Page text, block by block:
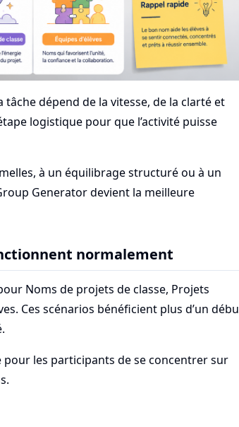
dépend de la vitesse, de la clarté et
logistique pour que l’activité puisse
à un équilibrage structuré ou à un
Generator devient la meilleure
normalement
Noms de projets de classe, Projets
Ces scénarios bénéficient plus d’un
les participants de se concentrer sur